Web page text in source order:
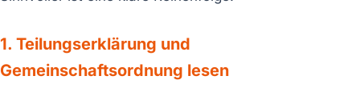
1. Teilungserklärung und
Gemeinschaftsordnung lesen